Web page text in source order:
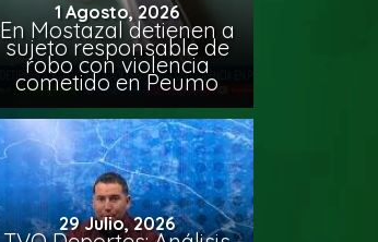
1 Agosto, 2026
En Mostazal detienen a
sujeto responsable de
robo con violencia
cometido en Peumo
29 Julio, 2026